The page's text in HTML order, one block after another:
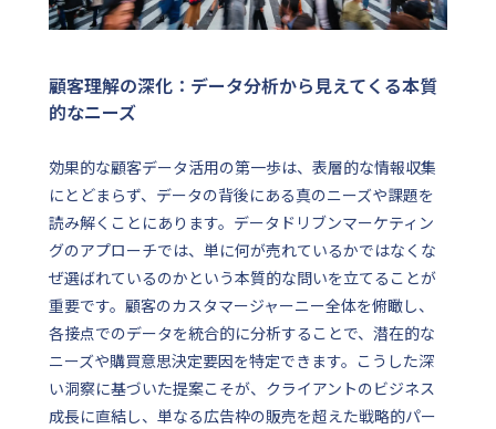
顧客理解の深化：データ分析から見えてくる本質
的なニーズ
効果的な顧客データ活用の第一歩は、表層的な情報収集
にとどまらず、データの背後にある真のニーズや課題を
読み解くことにあります。データドリブンマーケティン
グのアプローチでは、単に何が売れているかではなくな
ぜ選ばれているのかという本質的な問いを立てることが
重要です。顧客のカスタマージャーニー全体を俯瞰し、
各接点でのデータを統合的に分析することで、潜在的な
ニーズや購買意思決定要因を特定できます。こうした深
い洞察に基づいた提案こそが、クライアントのビジネス
成長に直結し、単なる広告枠の販売を超えた戦略的パー